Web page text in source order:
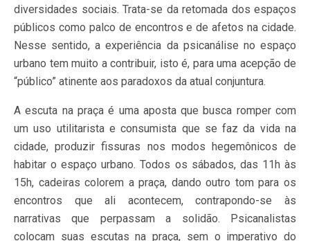
diversidades sociais. Trata-se da retomada dos espaços
públicos como palco de encontros e de afetos na cidade.
Nesse sentido, a experiência da psicanálise no espaço
urbano tem muito a contribuir, isto é, para uma acepção de
“público” atinente aos paradoxos da atual conjuntura.
A escuta na praça é uma aposta que busca romper com
um uso utilitarista e consumista que se faz da vida na
cidade, produzir fissuras nos modos hegemônicos de
habitar o espaço urbano. Todos os sábados, das 11h às
15h, cadeiras colorem a praça, dando outro tom para os
encontros que ali acontecem, contrapondo-se às
narrativas que perpassam a solidão. Psicanalistas
colocam suas escutas na praça, sem o imperativo do